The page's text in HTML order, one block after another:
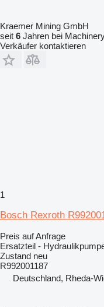
Kraemer Mining GmbH
seit 6 Jahren bei
Verkäufer kontaktieren
1
Bosch Rexroth
Preis auf Anfrage
Ersatzteil -
Zustand neu
R992001187
Deutschland, Rheda-